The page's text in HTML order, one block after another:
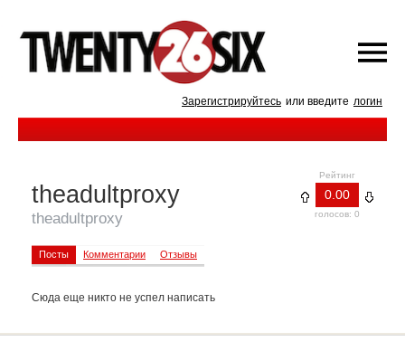
Зарегистрируйтесь или введите логин
Рейтинг
0.00
голосов: 0
theadultproxy
theadultproxy
Посты Комментарии Отзывы
Сюда еще никто не успел написать